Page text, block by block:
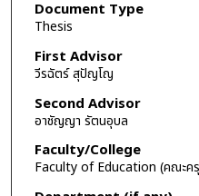
Document Type
Thesis
First Advisor
วีรฉัตร์ สุปัญโญ
Second Advisor
อาชัญญา รัตนอุบล
Faculty/College
Faculty of Education (คณะค